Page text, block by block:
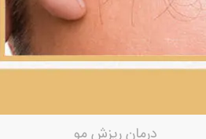
درمان ریزش مو